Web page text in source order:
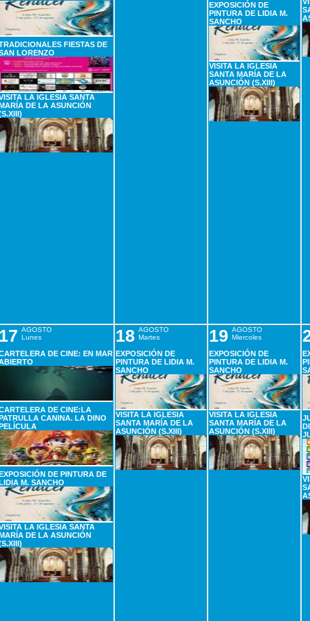
FIESTAS DE
LORENZO
LA IGLESIA SANTA
DE LA ASUNCIÓN
EXPOSICIÓN DE
PINTURA DE LIDIA M.
SANCHO
VISITA LA IGLESIA
SANTA MARÍA DE LA
ASUNCIÓN (S.XIII)
AGOSTO
Lunes
DE CINE: EN MAR
DE CINE:LA
CANINA. LA DINO
DE PINTURA DE
M. SANCHO
LA IGLESIA SANTA
DE LA ASUNCIÓN
18 AGOSTO
Martes
EXPOSICIÓN DE
PINTURA DE LIDIA M.
SANCHO
VISITA LA IGLESIA
SANTA MARÍA DE LA
ASUNCIÓN (S.XIII)
19 AGOSTO
Miercoles
EXPOSICIÓN DE
PINTURA DE LIDIA M.
SANCHO
VISITA LA IGLESIA
SANTA MARÍA DE LA
ASUNCIÓN (S.XIII)